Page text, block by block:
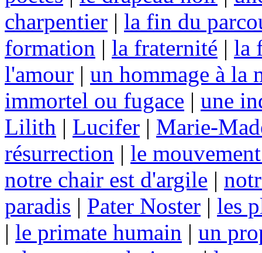
charpentier | la fin du
formation | la fraternité | la
l'amour | un hommage à la
immortel ou fugace | une
Lilith | Lucifer | Marie-
résurrection | le
notre chair est d'argile |
paradis | Pater Noster | les
| le primate humain | un